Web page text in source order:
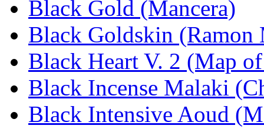
Black Gold (Mancera)
Black Goldskin (Ramon
Black Heart V. 2 (Map
Black Incense Malaki
Black Intensive Aoud